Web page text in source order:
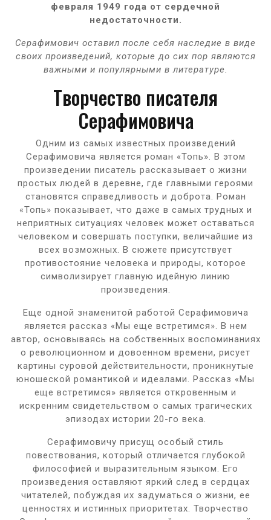
февраля 1949 года от сердечной
недостаточности.
Серафимович оставил после себя наследие в виде
своих произведений, которые до сих пор являются
важными и популярными в литературе.
Творчество писателя
Серафимовича
Одним из самых известных произведений
Серафимовича является роман «Топь». В этом
произведении писатель рассказывает о жизни
простых людей в деревне, где главными героями
становятся справедливость и доброта. Роман
«Топь» показывает, что даже в самых трудных и
неприятных ситуациях человек может оставаться
человеком и совершать поступки, величайшие из
всех возможных. В сюжете присутствует
противостояние человека и природы, которое
символизирует главную идейную линию
произведения.
Еще одной знаменитой работой Серафимовича
является рассказ «Мы еще встретимся». В нем
автор, основываясь на собственных воспоминаниях
о революционном и довоенном времени, рисует
картины суровой действительности, проникнутые
юношеской романтикой и идеалами. Рассказ «Мы
еще встретимся» является откровенным и
искренним свидетельством о самых трагических
эпизодах истории 20-го века.
Серафимовичу присущ особый стиль
повествования, который отличается глубокой
философией и выразительным языком. Его
произведения оставляют яркий след в сердцах
читателей, побуждая их задуматься о жизни, ее
ценностях и истинных приоритетах. Творчество